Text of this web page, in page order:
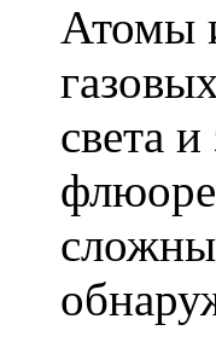
Атомы
света